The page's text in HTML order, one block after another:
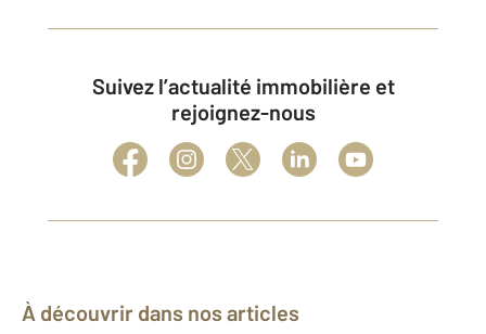
Suivez l’actualité immobilière et
rejoignez-nous
À découvrir dans nos articles